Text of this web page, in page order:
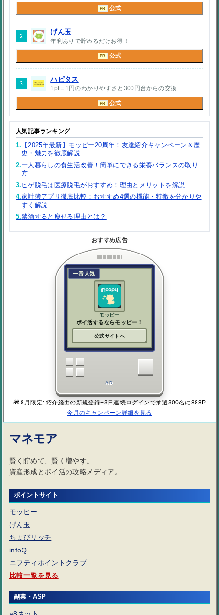
PR 公式
2
げん玉
年利ありで貯めるだけお得！
PR 公式
3
ハピタス
1pt＝1円のわかりやすさと300円台からの交換
PR 公式
人気記事ランキング
1.
【2025年最新】モッピー20周年！友達紹介キャンペーン＆歴
史・魅力を徹底解説
2.一人暮らしの食生活改善！簡単にできる栄養バランスの取り
方
3. ヒゲ脱毛は医療脱毛がおすすめ！理由とメリットを解説
4.家計簿アプリ徹底比較：おすすめ4選の機能・特徴を分かりや
すく解説
5.禁酒すると痩せる理由とは？
おすすめ広告
一番人気
モッピー
ポイ活するならモッピー！
公式サイトへ
AD
🎁 8月限定: 紹介経由の新規登録+3日連続ログインで抽選300名に888P
今月のキャンペーン詳細を見る
マネモア
賢く貯めて、賢く増やす。
資産形成とポイ活の攻略メディア。
ポイントサイト
モッピー
げん玉
ちょびリッチ
infoQ
ニフティポイントクラブ
比較一覧を見る
副業・ASP